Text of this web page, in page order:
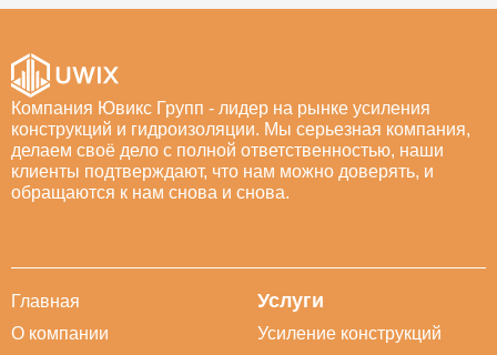
Компания Ювикс Групп - лидер на рынке усиления
конструкций и гидроизоляции. Мы серьезная компания,
делаем своё дело с полной ответственностью, наши
клиенты подтверждают, что нам можно доверять, и
обращаются к нам снова и снова.
Главная
О компании
Услуги
Усиление конструкций